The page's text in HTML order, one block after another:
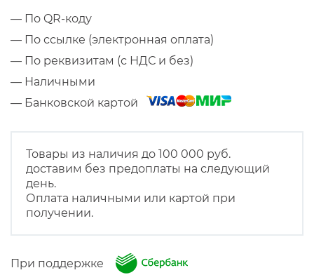
— По QR-коду
— По ссылке (электронная оплата)
— По реквизитам (с НДС и без)
— Наличными
— Банковской картой
Товары из наличия до 100 000 руб.
доставим без предоплаты на следующий
день.
Оплата наличными или картой при
получении.
При поддержке